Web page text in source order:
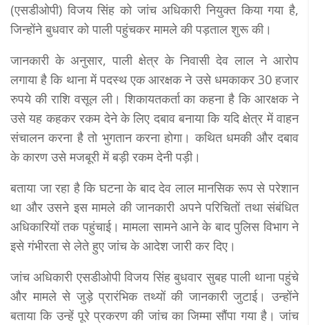
(एसडीओपी) विजय सिंह को जांच अधिकारी नियुक्त किया गया है,
जिन्होंने बुधवार को पाली पहुंचकर मामले की पड़ताल शुरू की।
जानकारी के अनुसार, पाली क्षेत्र के निवासी देव लाल ने आरोप
लगाया है कि थाना में पदस्थ एक आरक्षक ने उसे धमकाकर 30 हजार
रुपये की राशि वसूल ली। शिकायतकर्ता का कहना है कि आरक्षक ने
उसे यह कहकर रकम देने के लिए दबाव बनाया कि यदि क्षेत्र में वाहन
संचालन करना है तो भुगतान करना होगा। कथित धमकी और दबाव
के कारण उसे मजबूरी में बड़ी रकम देनी पड़ी।
बताया जा रहा है कि घटना के बाद देव लाल मानसिक रूप से परेशान
था और उसने इस मामले की जानकारी अपने परिचितों तथा संबंधित
अधिकारियों तक पहुंचाई। मामला सामने आने के बाद पुलिस विभाग ने
इसे गंभीरता से लेते हुए जांच के आदेश जारी कर दिए।
जांच अधिकारी एसडीओपी विजय सिंह बुधवार सुबह पाली थाना पहुंचे
और मामले से जुड़े प्रारंभिक तथ्यों की जानकारी जुटाई। उन्होंने
बताया कि उन्हें पूरे प्रकरण की जांच का जिम्मा सौंपा गया है। जांच